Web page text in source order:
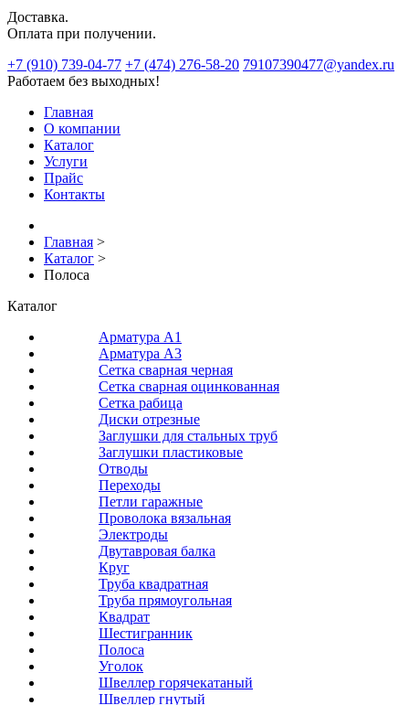
Доставка.
Оплата при получении.
+7 (910) 739-04-77 +7 (474) 276-58-20 79107390477@yandex.ru
Работаем без выходных!
Главная
О компании
Каталог
Услуги
Прайс
Контакты
Главная >
Каталог >
Полоса
Каталог
Арматура A1
Арматура A3
Сетка сварная черная
Сетка сварная оцинкованная
Сетка рабица
Диски отрезные
Заглушки для стальных труб
Заглушки пластиковые
Отводы
Переходы
Петли гаражные
Проволока вязальная
Электроды
Двутавровая балка
Круг
Труба квадратная
Труба прямоугольная
Квадрат
Шестигранник
Полоса
Уголок
Швеллер горячекатаный
Швеллер гнутый